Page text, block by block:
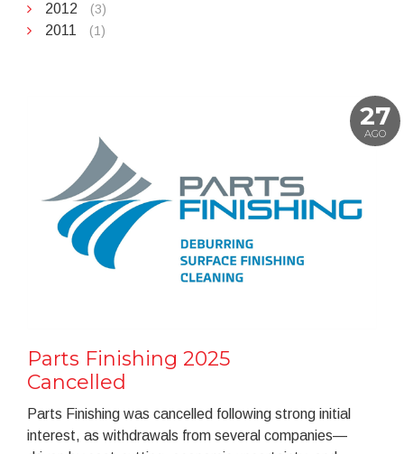
2012 (3)
2011 (1)
27
AGO
Parts Finishing 2025
Cancelled
Parts Finishing was cancelled following strong initial
interest, as withdrawals from several companies—